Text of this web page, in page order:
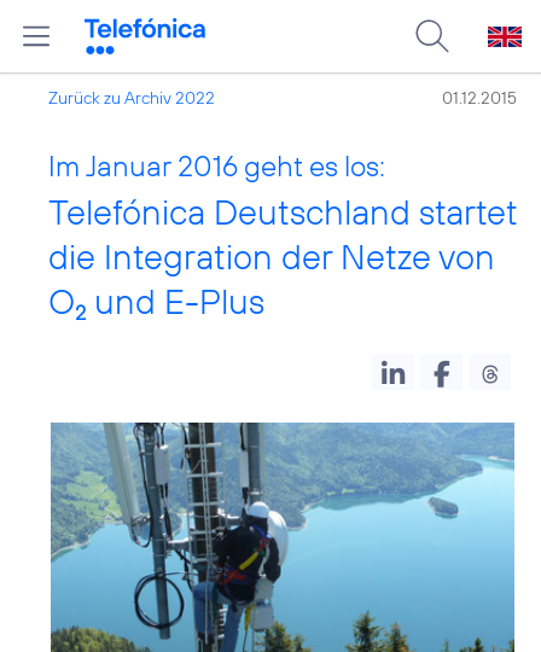
Zurück zu Archiv 2022 01.12.2015
Im Januar 2016 geht es los:
Telefónica Deutschland startet
die Integration der Netze von
O2 und E-Plus